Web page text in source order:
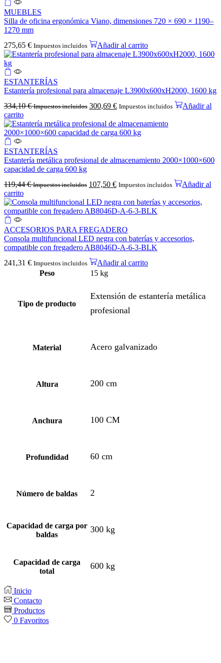
MUEBLES
Silla de oficina ergonómica Viano, dimensiones 720 × 690 × 1190–
1270 mm
275,65 € Impuestos incluidos Añadir al carrito
ESTANTERÍAS
Estantería profesional para almacenaje L3900x600xH2000, 1600 kg
334,10€ Impuestos incluidos 300,69 € Impuestos incluidos
Añadir al
carrito
ESTANTERÍAS
Estantería metálica profesional de almacenamiento 2000×1000×600
capacidad de carga 600 kg
119,44€ Impuestos incluidos 107,50 € Impuestos incluidos
Añadir al
carrito
ACCESORIOS PARA FREGADERO
Consola multifuncional LED negra con baterías y accesorios,
compatible con fregadero AB8046D-A-6-3-BLK
241,31 € Impuestos incluidos
Añadir al carrito
Peso
15 kg
Tipo de producto
Extensión de estantería metálica
profesional
Material Acero galvanizado
Altura 200 cm
Anchura 100 CM
Profundidad 60 cm
Número de baldas 2
Capacidad de carga por
baldas
300 kg
Capacidad de carga
total
600 kg
Inicio
Contacto
Productos
0 Favoritos